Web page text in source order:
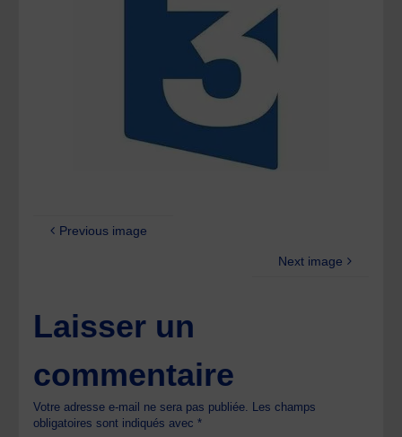
Previous image
Next image
Laisser un
commentaire
Votre adresse e-mail ne sera pas publiée. Les champs
obligatoires sont indiqués avec*